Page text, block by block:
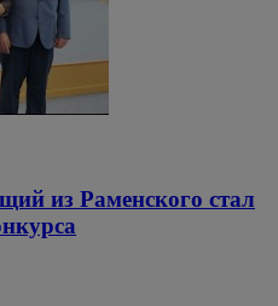
из Раменского стал